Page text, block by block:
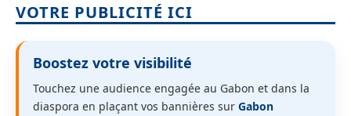
VOTRE PUBLICITÉ ICI
Boostez votre visibilité
Touchez une audience engagée au Gabon et dans la
diaspora en plaçant vos bannières sur Gabon